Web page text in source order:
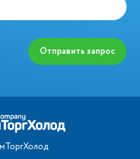
Отправить запрос